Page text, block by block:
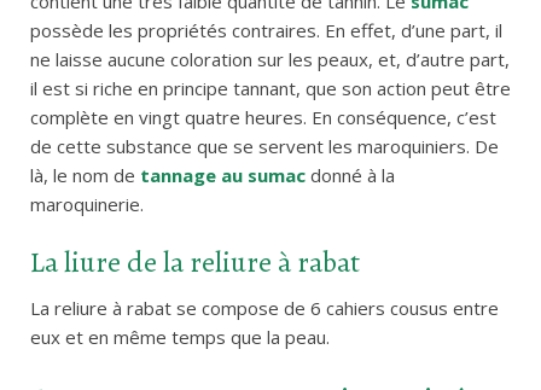
possède les propriétés contraires. En effet, d’une part, il
ne laisse aucune coloration sur les peaux, et, d’autre part,
il est si riche en principe tannant, que son action peut être
complète en vingt quatre heures. En conséquence, c’est
de cette substance que se servent les maroquiniers. De
là, le nom de tannage au sumac donné à la
maroquinerie.
La liure de la reliure à rabat
La reliure à rabat se compose de 6 cahiers cousus entre
eux et en même temps que la peau.